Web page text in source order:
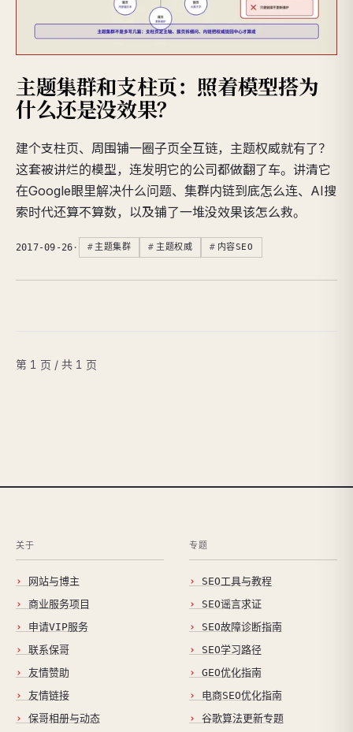
主题集群和支柱页：照着模型搭为
什么还是没效果？
建个支柱页、周围铺一圈子页全互链，主题权威就有了？
这套被讲烂的模型，连发明它的公司都做翻了车。讲清它
在Google眼里解决什么问题、集群内链到底怎么连、AI搜
索时代还算不算数，以及铺了一堆没效果该怎么救。
2017-09-26 · 主题集群 主题权威 内容SEO
第 1 页 / 共 1 页
关于
网站与博主
商业服务项目
申请VIP服务
联系保哥
友情赞助
友情链接
保哥相册与动态
专题
SEO工具与教程
SEO谣言求证
SEO故障诊断指南
SEO学习路径
GEO优化指南
电商SEO优化指南
谷歌算法更新专题